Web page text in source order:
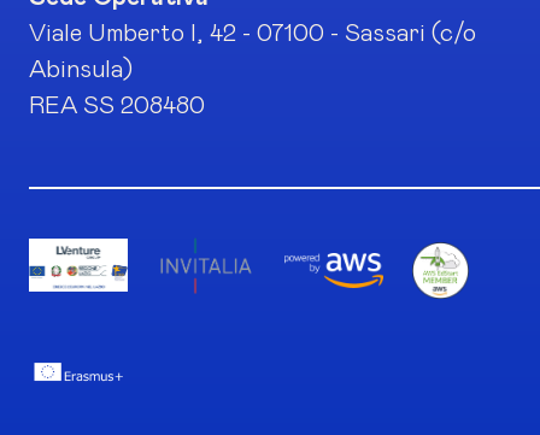
Viale Umberto I, 42 - 07100 - Sassari (c/o
Abinsula)
REA SS 208480